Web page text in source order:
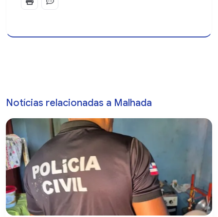
Notícias relacionadas a Malhada